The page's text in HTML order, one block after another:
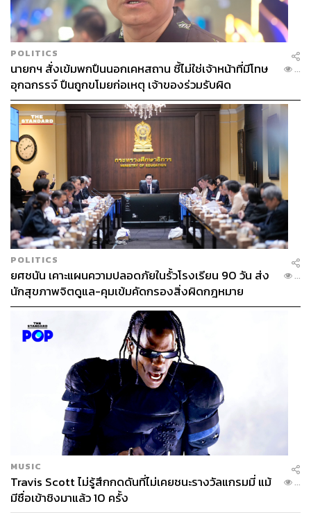
POLITICS
นายกฯ สั่งเข้มพกปืนนอกเคหสถาน ชี้ไม่ใช่เจ้าหน้าที่มีโทษ
อุกฉกรรจ์ ปืนถูกขโมยก่อเหตุ เจ้าของร่วมรับผิด
...
POLITICS
ยศชนัน เคาะแผนความปลอดภัยในรั้วโรงเรียน 90 วัน ส่ง
นักสุขภาพจิตดูแล-คุมเข้มคัดกรองสิ่งผิดกฎหมาย
...
MUSIC
Travis Scott ไม่รู้สึกกดดันที่ไม่เคยชนะรางวัลแกรมมี่ แม้
มีชื่อเข้าชิงมาแล้ว 10 ครั้ง
...